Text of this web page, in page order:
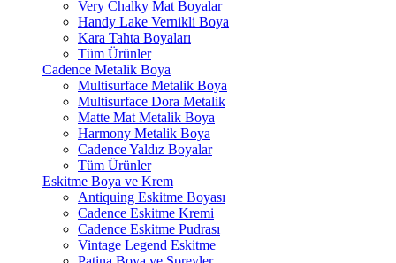
Very Chalky Mat Boyalar
Handy Lake Vernikli Boya
Kara Tahta Boyaları
Tüm Ürünler
Cadence Metalik Boya
Multisurface Metalik Boya
Multisurface Dora Metalik
Matte Mat Metalik Boya
Harmony Metalik Boya
Cadence Yaldız Boyalar
Tüm Ürünler
Eskitme Boya ve Krem
Antiquing Eskitme Boyası
Cadence Eskitme Kremi
Cadence Eskitme Pudrası
Vintage Legend Eskitme